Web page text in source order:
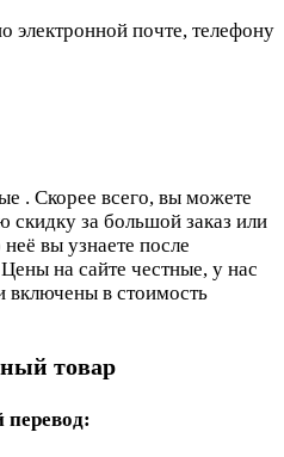
электронной почте, телефону
. Скорее всего, вы можете
скидку за большой заказ или
вы узнаете после
на сайте честные, у нас
включены в стоимость
товар
перевод: